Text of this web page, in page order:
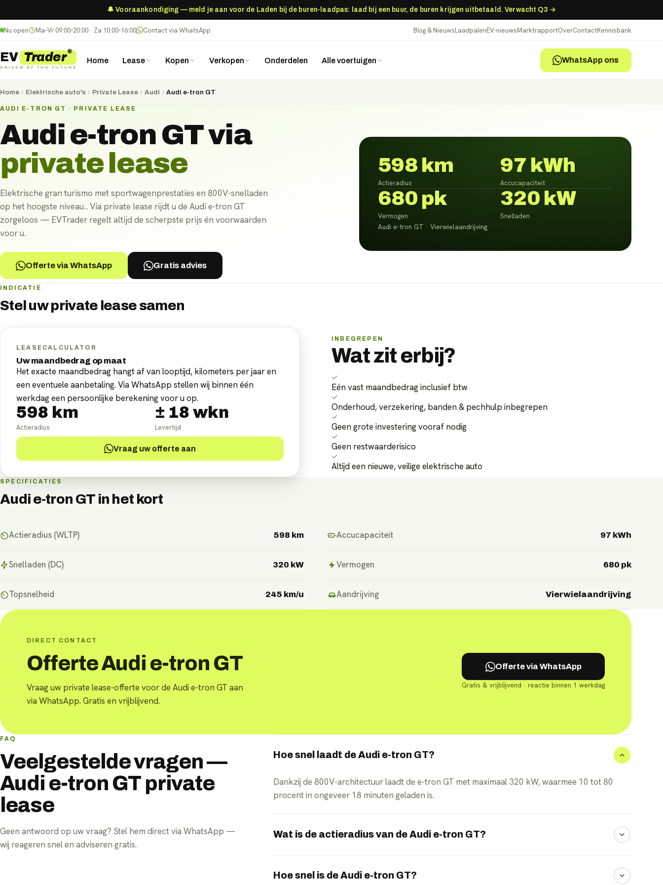
🔔 Vooraankondiging — meld je aan voor de Laden bij de buren-laadpas: laad bij een buur, de buren krijgen uitbetaald. Verwacht Q3 →
Nu open Ma–Vr 09:00–20:00 · Za 10:00–16:00 Contact via WhatsApp Blog & NieuwsLaadpalenEV-nieuwsMarktrapportOverContactKennisbank
EV Trader®
DRIVEN BY THE FUTURE
Home Lease Kopen Verkopen Onderdelen Alle voertuigen WhatsApp ons
Home Elektrische auto's Private Lease Audi Audi e-tron GT
AUDI E-TRON GT · PRIVATE LEASE
Audi e-tron GTvia
private lease
Elektrische gran turismo met sportwagenprestaties en 800V-snelladen
op het hoogste niveau.. Via private lease rijdt u de Audi e-tron GT
zorgeloos — EVTrader regelt altijd de scherpste prijs én voorwaarden
voor u.
Offerte via WhatsApp Gratis advies
598 km
Actieradius
97 kWh
Accucapaciteit
680 pk
Vermogen
320 kW
Snelladen
Audi e-tron GT · Vierwielaandrijving
INDICATIE
Stel uwprivate leasesamen
LEASECALCULATOR
Uw maandbedrag op maat
Het exacte maandbedrag hangt af van looptijd, kilometers per jaar en
een eventuele aanbetaling. Via WhatsApp stellen wij binnen één
werkdag een persoonlijke berekening voor u op.
598 km
Actieradius
± 18 wkn
Levertijd
Vraag uw offerte aan
INBEGREPEN
Wat zit erbij?
Eén vast maandbedrag inclusief btw
Onderhoud, verzekering, banden & pechhulp inbegrepen
Geen grote investering vooraf nodig
Geen restwaarderisico
Altijd een nieuwe, veilige elektrische auto
SPECIFICATIES
Audi e-tron GT in het kort
Actieradius (WLTP) 598 km Accucapaciteit 97 kWh
Snelladen (DC) 320 kW Vermogen 680 pk
Topsnelheid 245 km/u Aandrijving Vierwielaandrijving
DIRECT CONTACT
Offerte Audi e-tron GT
Vraag uw private lease-offerte voor de Audi e-tron GT aan
via WhatsApp. Gratis en vrijblijvend.
Offerte via WhatsApp
Gratis & vrijblijvend · reactie binnen 1 werkdag
FAQ
Veelgestelde vragen —
Audi e-tron GT private
lease
Geen antwoord op uw vraag? Stel hem direct via WhatsApp —
wij reageren snel en adviseren gratis.
Hoe snel laadt de Audi e-tron GT?
Dankzij de 800V-architectuur laadt de e-tron GT met maximaal 320 kW, waarmee 10 tot 80
procent in ongeveer 18 minuten geladen is.
Wat is de actieradius van de Audi e-tron GT?
Hoe snel is de Audi e-tron GT?